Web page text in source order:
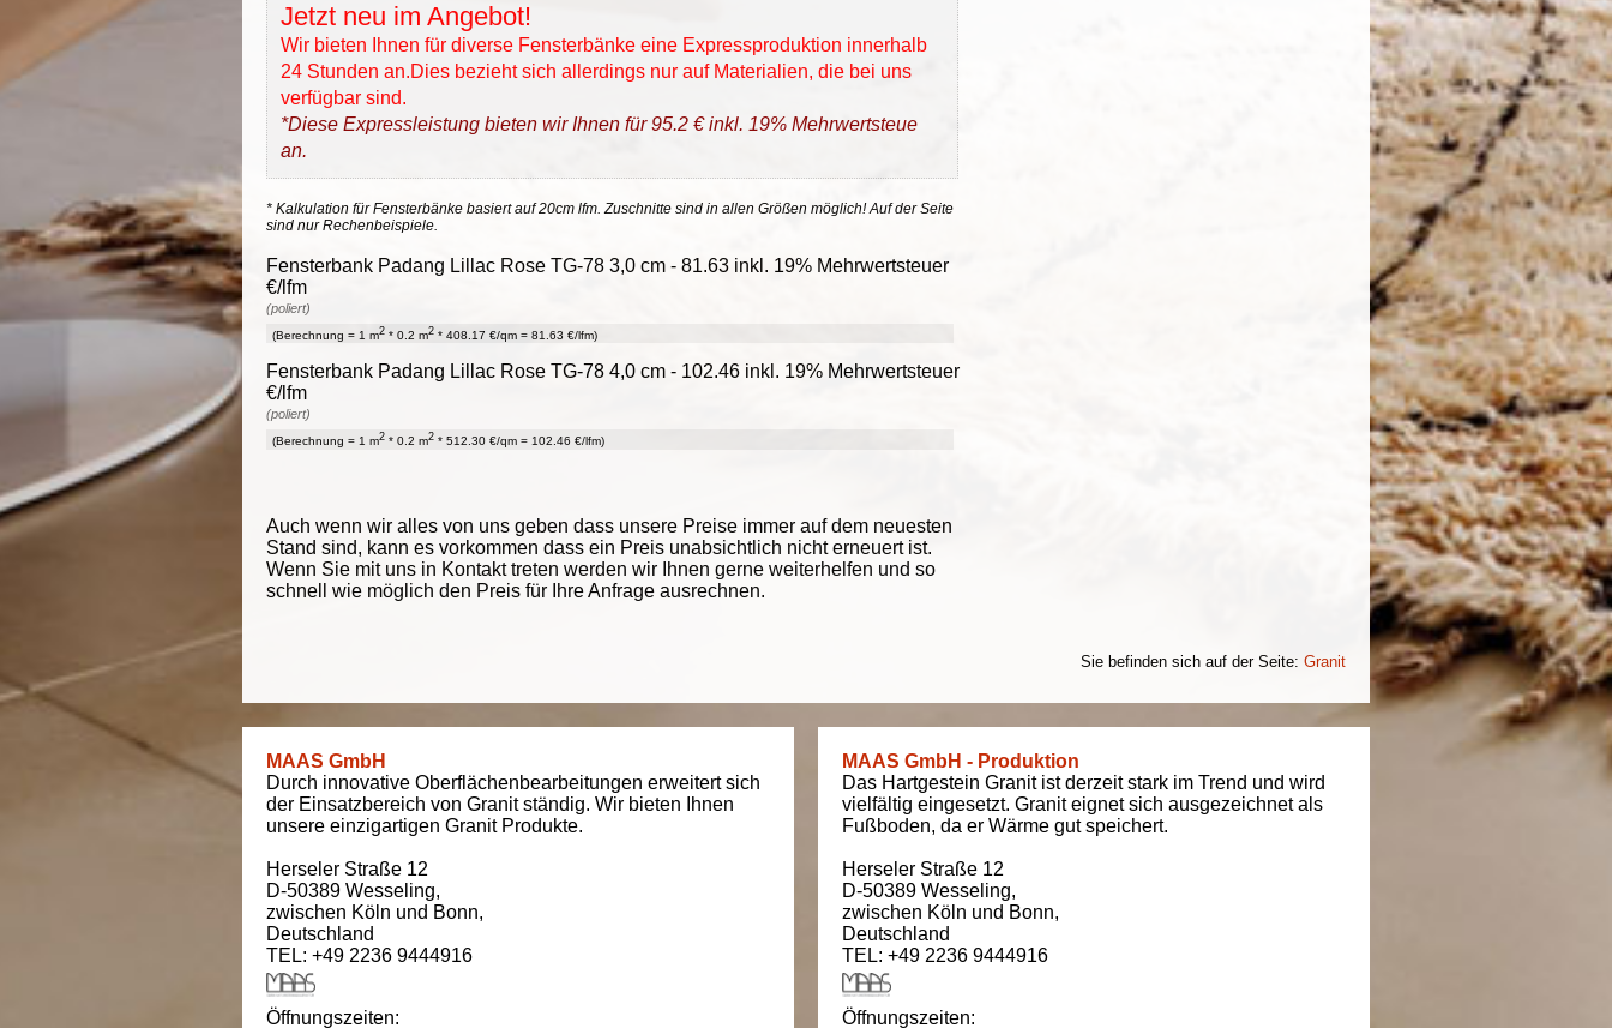
Jetzt neu im Angebot!
Wir bieten Ihnen für diverse Fensterbänke eine Expressproduktion innerhalb
24 Stunden an.Dies bezieht sich allerdings nur auf Materialien, die bei uns
verfügbar sind.
*Diese Expressleistung bieten wir Ihnen für 95.2 € inkl. 19% Mehrwertsteue
an.
* Kalkulation für Fensterbänke basiert auf 20cm lfm. Zuschnitte sind in allen Größen möglich! Auf der Seite
sind nur Rechenbeispiele.
Fensterbank Padang Lillac Rose TG-78 3,0 cm - 81.63 inkl. 19% Mehrwertsteuer
€/lfm
(poliert)
(Berechnung = 1 m2 * 0.2 m2 * 408.17 €/qm = 81.63 €/lfm)
Fensterbank Padang Lillac Rose TG-78 4,0 cm - 102.46 inkl. 19% Mehrwertsteuer
€/lfm
(poliert)
(Berechnung = 1 m2 * 0.2 m2 * 512.30 €/qm = 102.46 €/lfm)
Auch wenn wir alles von uns geben dass unsere Preise immer auf dem neuesten
Stand sind, kann es vorkommen dass ein Preis unabsichtlich nicht erneuert ist.
Wenn Sie mit uns in Kontakt treten werden wir Ihnen gerne weiterhelfen und so
schnell wie möglich den Preis für Ihre Anfrage ausrechnen.
Sie befinden sich auf der Seite: Granit
MAAS GmbH
Durch innovative Oberflächenbearbeitungen erweitert sich
der Einsatzbereich von Granit ständig. Wir bieten Ihnen
unsere einzigartigen Granit Produkte.
Herseler Straße 12
D-50389 Wesseling,
zwischen Köln und Bonn,
Deutschland
TEL: +49 2236 9444916
Öffnungszeiten:
MAAS GmbH - Produktion
Das Hartgestein Granit ist derzeit stark im Trend und wird
vielfältig eingesetzt. Granit eignet sich ausgezeichnet als
Fußboden, da er Wärme gut speichert.
Herseler Straße 12
D-50389 Wesseling,
zwischen Köln und Bonn,
Deutschland
TEL: +49 2236 9444916
Öffnungszeiten: